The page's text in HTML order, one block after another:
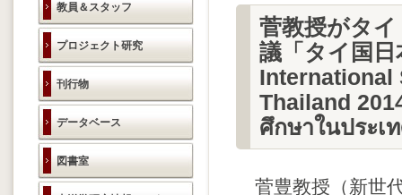
教員＆スタッフ
プロジェクト研究
刊行物
データベース
図書室
菅教授がタ
議「タイ国
International
Thailand
ศึกษาในประเ
菅豊教授（新世